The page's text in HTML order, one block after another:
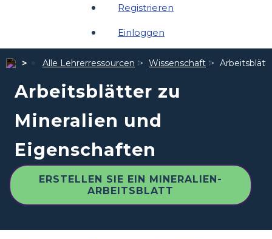
Registrieren
Einloggen
Alle Lehrerressourcen Wissenschaft
Arbeitsblätter zu
Mineralien und
Eigenschaften
ERSTELLEN SIE EIN MINERALIEN-
ARBEITSBLATT